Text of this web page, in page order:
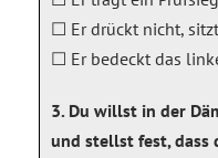
☐ Er drückt nicht,
☐ Er bedeckt das
3. Du willst in der
und stellst fest, dass